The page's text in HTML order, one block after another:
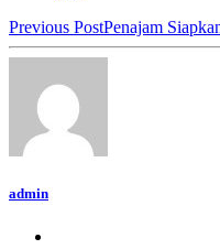
Previous PostPenajam
admin